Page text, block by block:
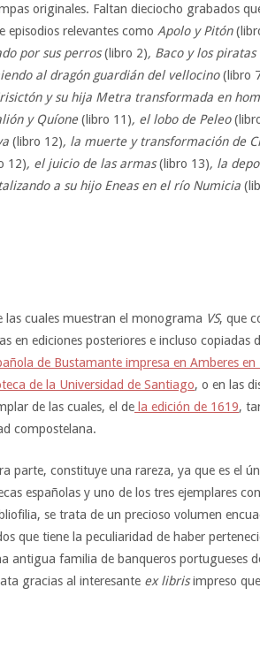
originales. Faltan dieciocho grabados
episodios relevantes como Apolo y Pitón
por sus perros(libro 2), Baco y los
al dragón guardián del vellocino(libro
y su hija Metra transformada en
y Quíone(libro 11), el lobo de Peleo
(libro 12), la muerte y transformación de
12), el juicio de las armas(libro 13), la
a su hijo Eneas en el río Numicia
las cuales muestran el monograma VS, que
en ediciones posteriores e incluso copiadas
de Bustamante impresa en Amberes en
de la Universidad de Santiago, o en las
de las cuales, el de la edición de 1619,
compostelana.
parte, constituye una rareza, ya que es el
españolas y uno de los tres ejemplares
se trata de un precioso volumen
que tiene la peculiaridad de haber
antigua familia de banqueros portugueses
gracias al interesante ex librisimpreso